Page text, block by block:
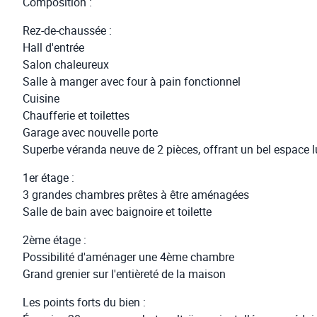
Rez-de-chaussée :
Hall d'entrée
Salon chaleureux
Salle à manger avec four à pain fonctionnel
Cuisine
Chaufferie et toilettes
Garage avec nouvelle porte
Superbe véranda neuve de 2 pièces, offrant un bel espace
1er étage :
3 grandes chambres prêtes à être aménagées
Salle de bain avec baignoire et toilette
2ème étage :
Possibilité d'aménager une 4ème chambre
Grand grenier sur l'entièreté de la maison
Les points forts du bien :